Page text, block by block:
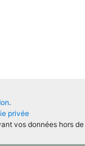
.
privée
vos données hors de